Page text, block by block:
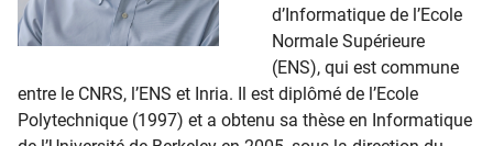
d’Informatique de l’Ecole
Normale Supérieure
(ENS), qui est commune
entre le CNRS, l’ENS et Inria. Il est diplômé de l’Ecole
Polytechnique (1997) et a obtenu sa thèse en Informatique